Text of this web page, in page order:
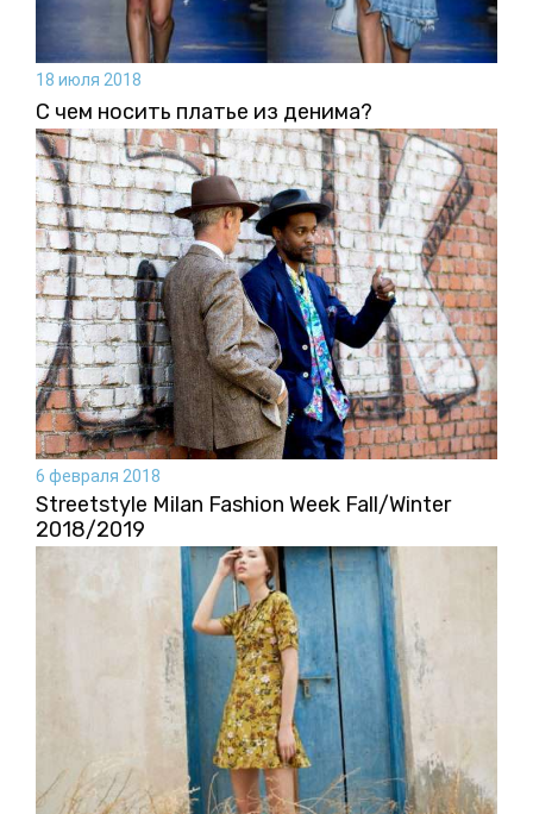
18 июля 2018
С чем носить платье из денима?
6 февраля 2018
Streetstyle Milan Fashion Week Fall/Winter
2018/2019